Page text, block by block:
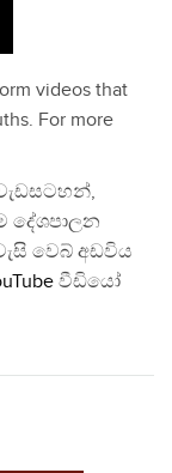
videos that
For more
දේශපාලන
වෙබ් අඩවිය
වීඩියෝ